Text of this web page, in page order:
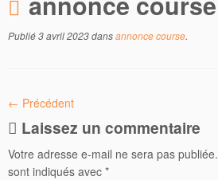
Publié3 avril 2023dansannonce course.
← Précédent
Laissez un commentaire
Votre adresse e-mail ne sera pas publiée.
sont indiqués avec *